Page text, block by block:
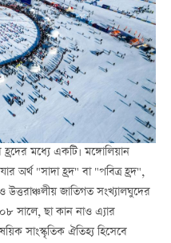
মধ্যে একটি। মঙ্গোলিয়ান
অর্থ "সাদা হ্রদ" বা "পবিত্র হ্রদ",
জাতিগত সংখ্যালঘুদের
সালে, ছা কান নাও এ্যার
সাংস্কৃতিক ঐতিহ্য হিসেবে